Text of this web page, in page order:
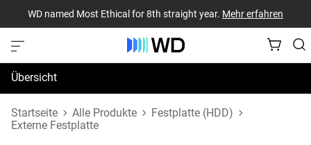
WD named Most Ethical for 8th straight year. Mehr erfahren
Übersicht
Technische Daten
Startseite Alle Produkte
Festplatte (HDD)
Externe Festplatte